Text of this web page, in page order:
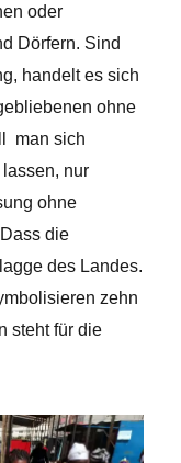
oder
Dörfern. Sind
handelt es sich
ohne
man sich
nur
ohne
die
des Landes.
zehn
steht für die